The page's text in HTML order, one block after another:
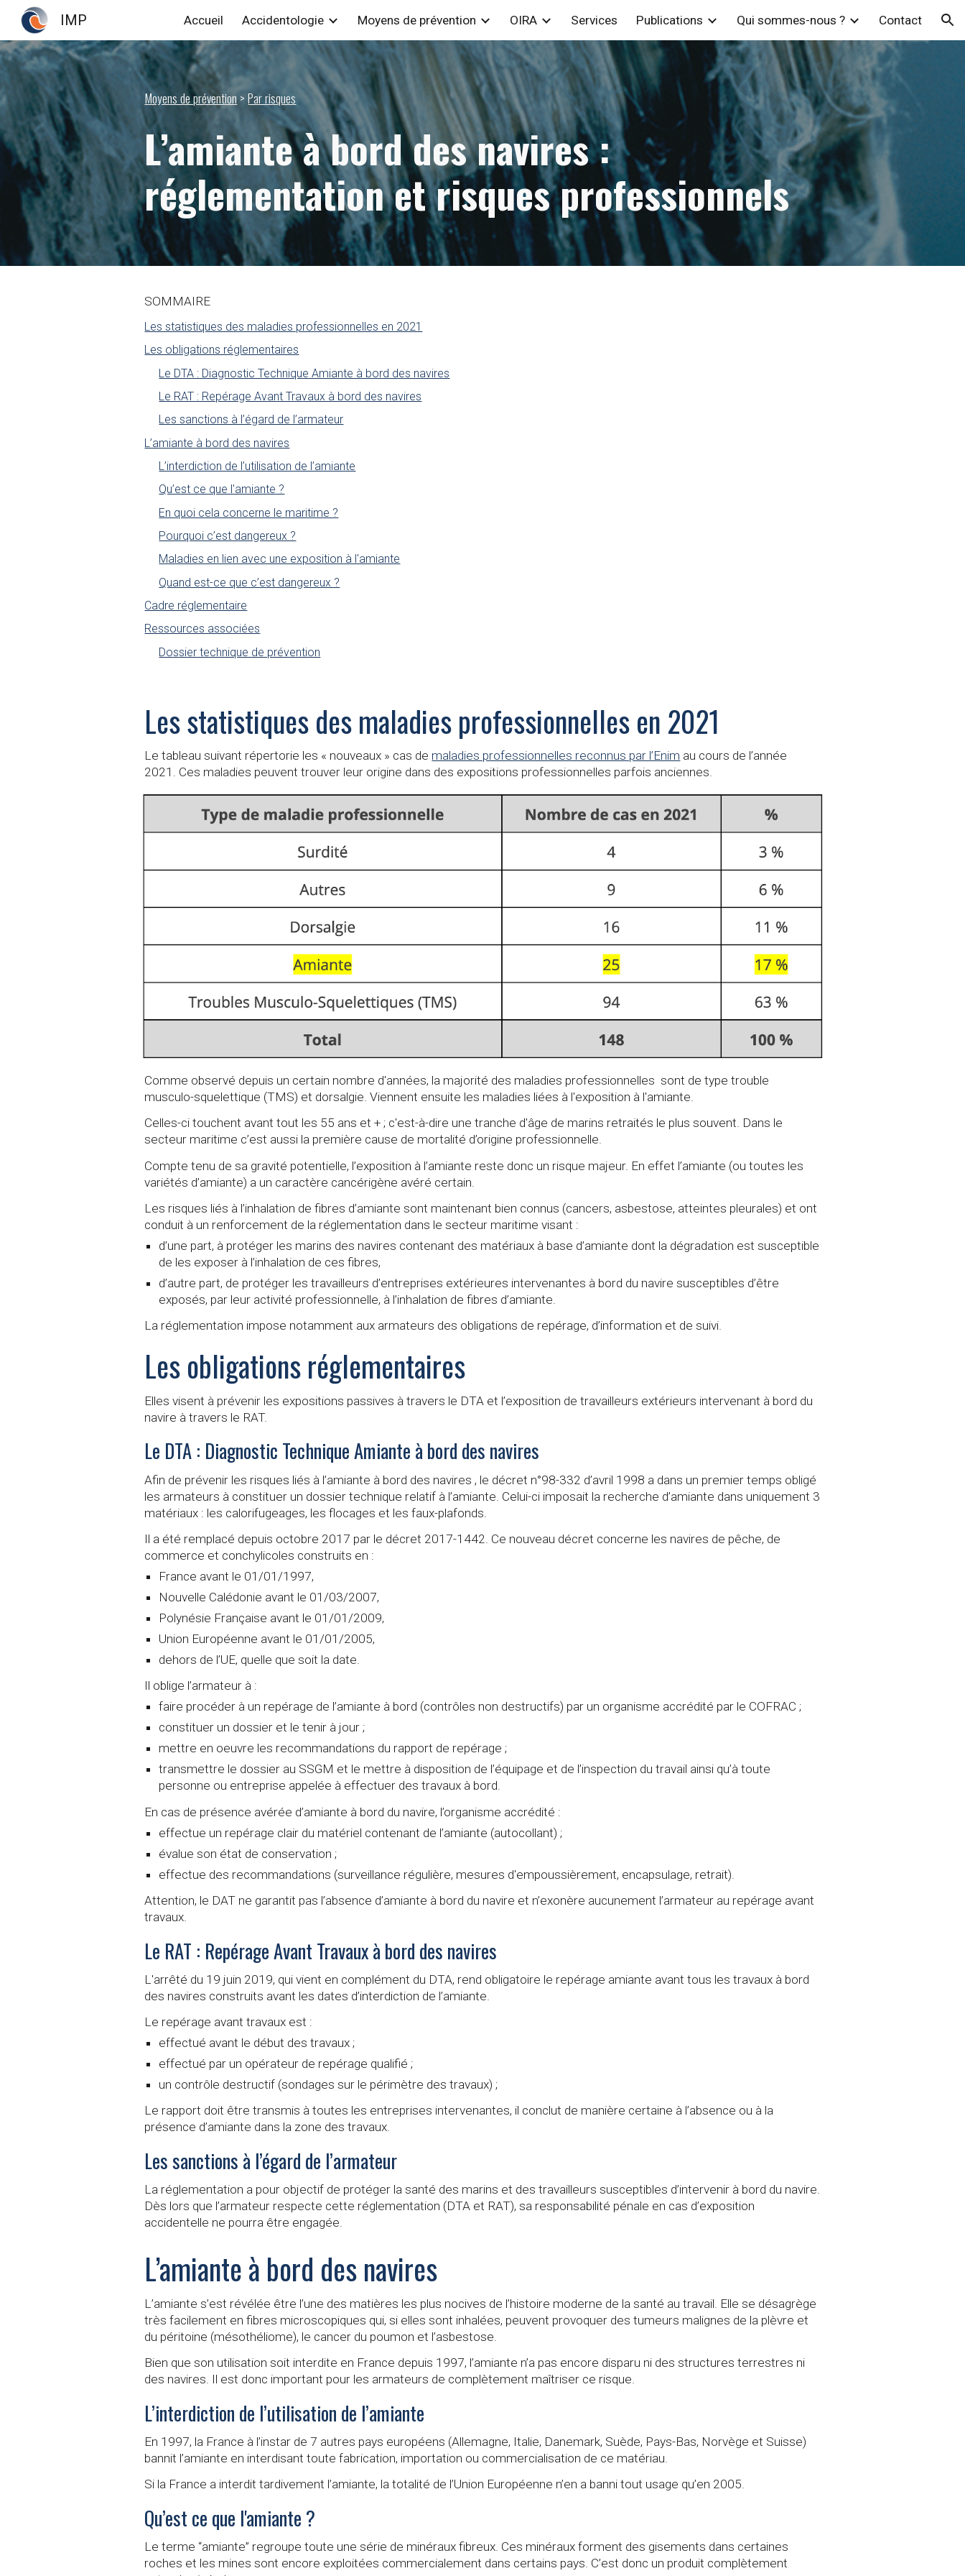
Skip to main content Skip to navigation
IMP Accueil Accidentologie Moyens de prévention OIRA Services Publications Qui sommes-nous ? Contact
Moyens de prévention>Par risques
L’amiante à bord des navires :
réglementation et risques professionnels
SOMMAIRE
Les statistiques des maladies professionnelles en 2021
Les obligations réglementaires
Le DTA : Diagnostic Technique Amiante à bord des navires
Le RAT : Repérage Avant Travaux à bord des navires
Les sanctions à l’égard de l’armateur
L’amiante à bord des navires
L’interdiction de l’utilisation de l’amiante
Qu’est ce que l'amiante ?
En quoi cela concerne le maritime ?
Pourquoi c’est dangereux ?
Maladies en lien avec une exposition à l'amiante
Quand est-ce que c’est dangereux ?
Cadre réglementaire
Ressources associées
Dossier technique de prévention
Les statistiques des maladies professionnelles en 2021
Le tableau suivant répertorie les « nouveaux » cas de maladies professionnelles reconnus par l’Enim au cours de l’année
2021. Ces maladies peuvent trouver leur origine dans des expositions professionnelles parfois anciennes.
Comme observé depuis un certain nombre d'années, la majorité des maladies professionnelles sont de type trouble
musculo-squelettique (TMS) et dorsalgie. Viennent ensuite les maladies liées à l'exposition à l'amiante.
Celles-ci touchent avant tout les 55 ans et + ; c'est-à-dire une tranche d'âge de marins retraités le plus souvent. Dans le
secteur maritime c’est aussi la première cause de mortalité d’origine professionnelle.
Compte tenu de sa gravité potentielle, l’exposition à l’amiante reste donc un risque majeur. En effet l’amiante (ou toutes les
variétés d’amiante) a un caractère cancérigène avéré certain.
Les risques liés à l’inhalation de fibres d’amiante sont maintenant bien connus (cancers, asbestose, atteintes pleurales) et ont
conduit à un renforcement de la réglementation dans le secteur maritime visant :
d’une part, à protéger les marins des navires contenant des matériaux à base d’amiante dont la dégradation est susceptible
de les exposer à l’inhalation de ces fibres,
d’autre part, de protéger les travailleurs d’entreprises extérieures intervenantes à bord du navire susceptibles d’être
exposés, par leur activité professionnelle, à l’inhalation de fibres d’amiante.
La réglementation impose notamment aux armateurs des obligations de repérage, d’information et de suivi.
Les obligations réglementaires
Elles visent à prévenir les expositions passives à travers le DTA et l’exposition de travailleurs extérieurs intervenant à bord du
navire à travers le RAT.
Le DTA : Diagnostic Technique Amiante à bord des navires
Afin de prévenir les risques liés à l’amiante à bord des navires , le décret n°98-332 d’avril 1998 a dans un premier temps obligé
les armateurs à constituer un dossier technique relatif à l’amiante. Celui-ci imposait la recherche d’amiante dans uniquement 3
matériaux : les calorifugeages, les flocages et les faux-plafonds.
Il a été remplacé depuis octobre 2017 par le décret 2017-1442. Ce nouveau décret concerne les navires de pêche, de
commerce et conchylicoles construits en :
France avant le 01/01/1997,
Nouvelle Calédonie avant le 01/03/2007,
Polynésie Française avant le 01/01/2009,
Union Européenne avant le 01/01/2005,
dehors de l’UE, quelle que soit la date.
Il oblige l’armateur à :
faire procéder à un repérage de l’amiante à bord (contrôles non destructifs) par un organisme accrédité par le COFRAC ;
constituer un dossier et le tenir à jour ;
mettre en oeuvre les recommandations du rapport de repérage ;
transmettre le dossier au SSGM et le mettre à disposition de l’équipage et de l’inspection du travail ainsi qu’à toute
personne ou entreprise appelée à effectuer des travaux à bord.
En cas de présence avérée d’amiante à bord du navire, l’organisme accrédité :
effectue un repérage clair du matériel contenant de l’amiante (autocollant) ;
évalue son état de conservation ;
effectue des recommandations (surveillance régulière, mesures d'empoussièrement, encapsulage, retrait).
Attention, le DAT ne garantit pas l’absence d’amiante à bord du navire et n’exonère aucunement l’armateur au repérage avant
travaux.
Le RAT : Repérage Avant Travaux à bord des navires
L'arrêté du 19 juin 2019, qui vient en complément du DTA, rend obligatoire le repérage amiante avant tous les travaux à bord
des navires construits avant les dates d’interdiction de l’amiante.
Le repérage avant travaux est :
effectué avant le début des travaux ;
effectué par un opérateur de repérage qualifié ;
un contrôle destructif (sondages sur le périmètre des travaux) ;
Le rapport doit être transmis à toutes les entreprises intervenantes, il conclut de manière certaine à l’absence ou à la
présence d’amiante dans la zone des travaux.
Les sanctions à l’égard de l’armateur
La réglementation a pour objectif de protéger la santé des marins et des travailleurs susceptibles d’intervenir à bord du navire.
Dès lors que l’armateur respecte cette réglementation (DTA et RAT), sa responsabilité pénale en cas d’exposition
accidentelle ne pourra être engagée.
L’amiante à bord des navires
L’amiante s’est révélée être l’une des matières les plus nocives de l’histoire moderne de la santé au travail. Elle se désagrège
très facilement en fibres microscopiques qui, si elles sont inhalées, peuvent provoquer des tumeurs malignes de la plèvre et
du péritoine (mésothéliome), le cancer du poumon et l’asbestose.
Bien que son utilisation soit interdite en France depuis 1997, l’amiante n’a pas encore disparu ni des structures terrestres ni
des navires. Il est donc important pour les armateurs de complètement maîtriser ce risque.
L’interdiction de l’utilisation de l’amiante
En 1997, la France à l’instar de 7 autres pays européens (Allemagne, Italie, Danemark, Suède, Pays-Bas, Norvège et Suisse)
bannit l’amiante en interdisant toute fabrication, importation ou commercialisation de ce matériau.
Si la France a interdit tardivement l’amiante, la totalité de l’Union Européenne n’en a banni tout usage qu’en 2005.
Qu’est ce que l'amiante ?
Le terme “amiante” regroupe toute une série de minéraux fibreux. Ces minéraux forment des gisements dans certaines
roches et les mines sont encore exploitées commercialement dans certains pays. C’est donc un produit complètement